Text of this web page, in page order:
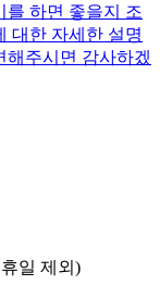
를 하면 좋을지 조
대한 자세한 설명
해주시면 감사하겠
일 제외)